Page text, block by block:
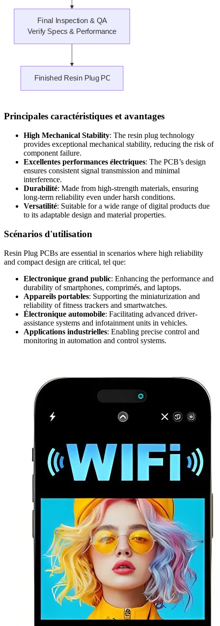
Principales caractéristiques et avantages
High Mechanical Stability: The resin plug technology
provides exceptional mechanical stability, reducing the risk of
component failure.
Excellentes performances électriques: The PCB’s design
ensures consistent signal transmission and minimal
interference.
Durabilité: Made from high-strength materials, ensuring
long-term reliability even under harsh conditions.
Versatilité: Suitable for a wide range of digital products due
to its adaptable design and material properties.
Scénarios d'utilisation
Resin Plug PCBs are essential in scenarios where high reliability
and compact design are critical, tel que:
Electronique grand public: Enhancing the performance and
durability of smartphones, comprimés, and laptops.
Appareils portables: Supporting the miniaturization and
reliability of fitness trackers and smartwatches.
Électronique automobile: Facilitating advanced driver-
assistance systems and infotainment units in vehicles.
Applications industrielles: Enabling precise control and
monitoring in automation and control systems.